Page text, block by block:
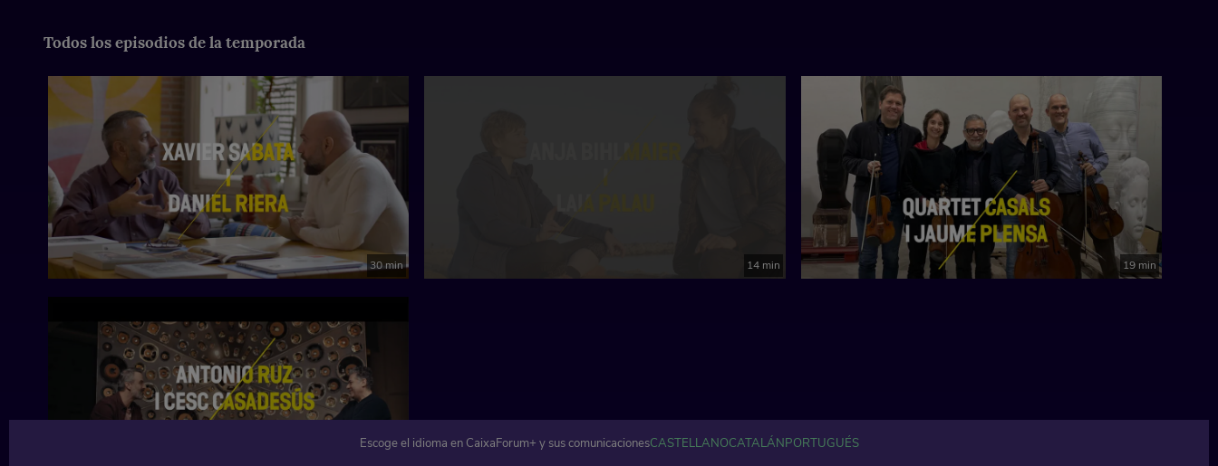
Todos los episodios de la temporada
30 min 14 min 19 min
Escoge el idioma en CaixaForum+ y sus comunicacionesCASTELLANOCATALÁNPORTUGUÉS